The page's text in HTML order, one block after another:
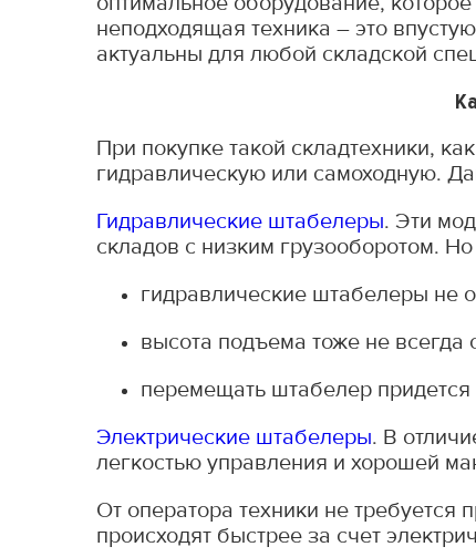
неподходящая техника – это
актуальны для любой складской
При покупке такой складтехники, как
гидравлическую или самоходную.
Гидравлические штабелеры. Эти
складов с низким грузооборотом.
гидравлические штабелеры не
высота подъема тоже не всегда
перемещать штабелер
Электрические штабелеры. В
легкостью управления и хорошей
От оператора техники не
происходят быстрее за счет